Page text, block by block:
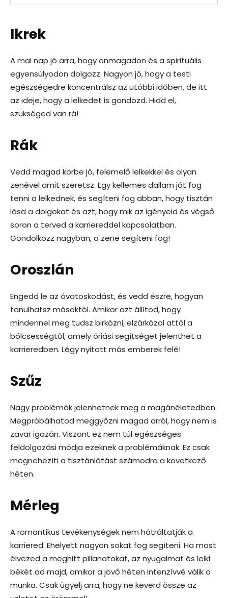
Ikrek
A mai nap jó arra, hogy önmagadon és a spirituális
egyensúlyodon dolgozz. Nagyon jó, hogy a testi
egészségedre koncentrálsz az utóbbi időben, de itt
az ideje, hogy a lelkedet is gondozd. Hidd el,
szükséged van rá!
Rák
Vedd magad körbe jó, felemelő lelkekkel és olyan
zenével amit szeretsz. Egy kellemes dallam jót fog
tenni a lelkednek, és segíteni fog abban, hogy tisztán
lásd a dolgokat és azt, hogy mik az igényeid és végső
soron a terved a karriereddel kapcsolatban.
Gondolkozz nagyban, a zene segíteni fog!
Oroszlán
Engedd le az óvatoskodást, és vedd észre, hogyan
tanulhatsz másoktól. Amikor azt állítod, hogy
mindennel meg tudsz birkózni, elzárkózol attól a
bölcsességtől, amely óriási segítséget jelenthet a
karrieredben. Légy nyitott más emberek felé!
Szűz
Nagy problémák jelenhetnek meg a magánéletedben.
Megpróbálhatod meggyőzni magad arról, hogy nem is
zavar igazán. Viszont ez nem túl egészséges
feldolgozási módja ezeknek a problémáknak. Ez csak
megnehezíti a tisztánlátást számodra a következő
héten.
Mérleg
A romantikus tevékenységek nem hátráltatják a
karriered. Ehelyett nagyon sokat fog segíteni. Ha most
élvezed a meghitt pillanatokat, az nyugalmat és lelki
békét ad majd, amikor a jövő héten intenzívvé válik a
munka. Csak ügyelj arra, hogy ne keverd össze az